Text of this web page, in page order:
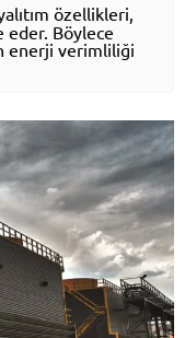
özellikleri,
eder. Böylece
enerji verimliliği